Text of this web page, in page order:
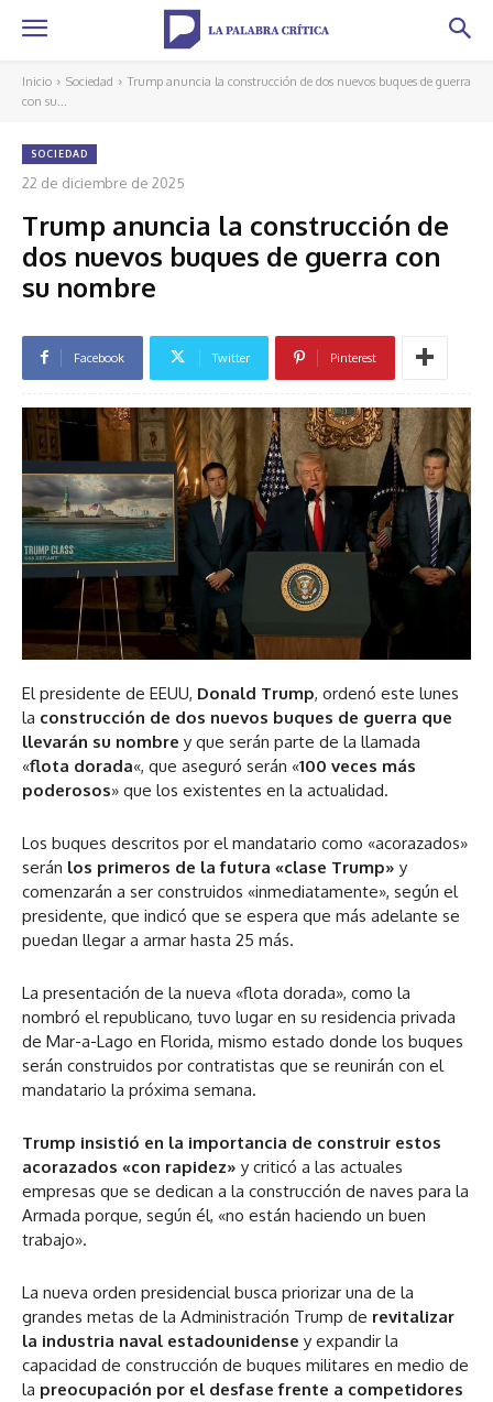
Inicio Sociedad
Trump anuncia la construcción de dos nuevos buques de guerra
con su...
SOCIEDAD
22 de diciembre de 2025
Trump anuncia la construcción de
dos nuevos buques de guerra con
su nombre
Facebook Twitter Pinterest
El presidente de EEUU, Donald Trump, ordenó este lunes
la construcción de dos nuevos buques de guerra que
llevarán su nombre y que serán parte de la llamada
«flota dorada«, que aseguró serán «100 veces más
poderosos» que los existentes en la actualidad.
Los buques descritos por el mandatario como «acorazados»
serán los primeros de la futura «clase Trump» y
comenzarán a ser construidos «inmediatamente», según el
presidente, que indicó que se espera que más adelante se
puedan llegar a armar hasta 25 más.
La presentación de la nueva «flota dorada», como la
nombró el republicano, tuvo lugar en su residencia privada
de Mar-a-Lago en Florida, mismo estado donde los buques
serán construidos por contratistas que se reunirán con el
mandatario la próxima semana.
Trump insistió en la importancia de construir estos
acorazados «con rapidez» y criticó a las actuales
empresas que se dedican a la construcción de naves para la
Armada porque, según él, «no están haciendo un buen
trabajo».
La nueva orden presidencial busca priorizar una de la
grandes metas de la Administración Trump de revitalizar
la industria naval estadounidense y expandir la
capacidad de construcción de buques militares en medio de
la preocupación por el desfase frente a competidores